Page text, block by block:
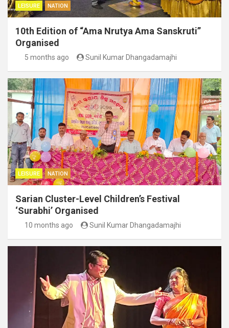
LEISURE NATION
10th Edition of “Ama Nrutya Ama Sanskruti”
Organised
5 months ago Sunil Kumar Dhangadamajhi
LEISURE NATION
Sarian Cluster-Level Children’s Festival
‘Surabhi’ Organised
10 months ago Sunil Kumar Dhangadamajhi